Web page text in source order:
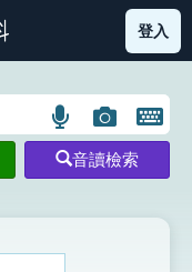
部首索引表圖示
登入
語
言
搜
示
圖
片
搜
開
鍵
圖
音讀檢索